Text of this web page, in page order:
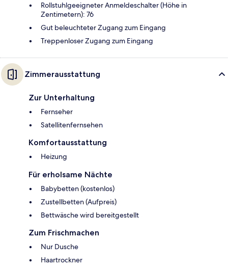
Rollstuhlgeeigneter Anmeldeschalter (Höhe in
Zentimetern): 76
Gut beleuchteter Zugang zum Eingang
Treppenloser Zugang zum Eingang
Zimmerausstattung
Zur Unterhaltung
Fernseher
Satellitenfernsehen
Komfortausstattung
Heizung
Für erholsame Nächte
Babybetten (kostenlos)
Zustellbetten (Aufpreis)
Bettwäsche wird bereitgestellt
Zum Frischmachen
Nur Dusche
Haartrockner